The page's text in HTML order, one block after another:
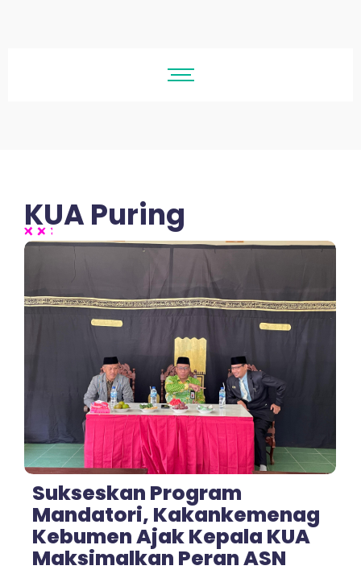
KUA Puring
No Comments
Sukseskan Program
Mandatori, Kakankemenag
Kebumen Ajak Kepala KUA
Maksimalkan Peran ASN